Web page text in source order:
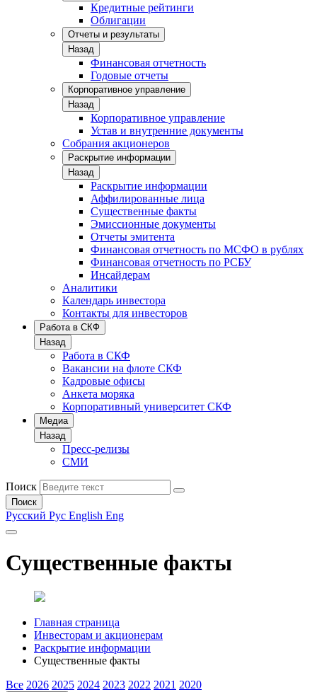
Кредитные рейтинги
Облигации
Отчеты и результаты
Назад
Финансовая отчетность
Годовые отчеты
Корпоративное управление
Назад
Корпоративное управление
Устав и внутренние документы
Собрания акционеров
Раскрытие информации
Назад
Раскрытие информации
Аффилированные лица
Существенные факты
Эмиссионные документы
Отчеты эмитента
Финансовая отчетность по МСФО в рублях
Финансовая отчетность по РСБУ
Инсайдерам
Аналитики
Календарь инвестора
Контакты для инвесторов
Работа в СКФ
Назад
Работа в СКФ
Вакансии на флоте СКФ
Кадровые офисы
Анкета моряка
Корпоративный университет СКФ
Медиа
Назад
Пресс-релизы
СМИ
Поиск
Поиск
Русский Рус English Eng
Существенные факты
Главная страница
Инвесторам и акционерам
Раскрытие информации
Существенные факты
Все 2026 2025 2024 2023 2022 2021 2020